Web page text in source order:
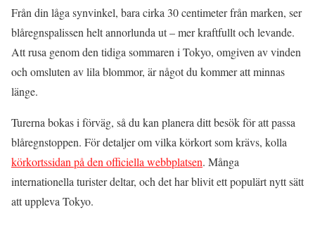
Från din låga synvinkel, bara cirka 30 centimeter från marken, ser
blåregnspalissen helt annorlunda ut – mer kraftfullt och levande.
Att rusa genom den tidiga sommaren i Tokyo, omgiven av vinden
och omsluten av lila blommor, är något du kommer att minnas
länge.
Turerna bokas i förväg, så du kan planera ditt besök för att passa
blåregnstoppen. För detaljer om vilka körkort som krävs, kolla
körkortssidan på den officiella webbplatsen. Många
internationella turister deltar, och det har blivit ett populärt nytt sätt
att uppleva Tokyo.